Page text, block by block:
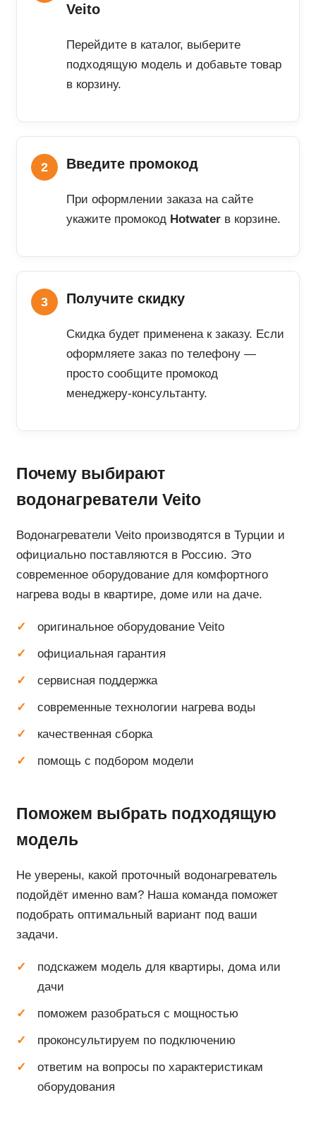
Veito
Перейдите в каталог, выберите
подходящую модель и добавьте товар
в корзину.
Введите промокод
При оформлении заказа на сайте
укажите промокод Hotwater в корзине.
Получите скидку
Скидка будет применена к заказу. Если
оформляете заказ по телефону —
просто сообщите промокод
менеджеру-консультанту.
Почему выбирают
водонагреватели Veito
Водонагреватели Veito производятся в Турции и
официально поставляются в Россию. Это
современное оборудование для комфортного
нагрева воды в квартире, доме или на даче.
оригинальное оборудование Veito
официальная гарантия
сервисная поддержка
современные технологии нагрева воды
качественная сборка
помощь с подбором модели
Поможем выбрать подходящую
модель
Не уверены, какой проточный водонагреватель
подойдёт именно вам? Наша команда поможет
подобрать оптимальный вариант под ваши
задачи.
подскажем модель для квартиры, дома или
дачи
поможем разобраться с мощностью
проконсультируем по подключению
ответим на вопросы по характеристикам
оборудования